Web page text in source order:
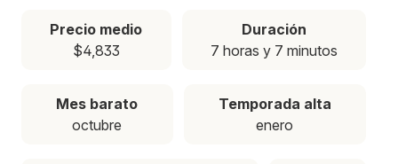
Precio medio
$4,833
Duración
7 horas y 7 minutos
Mes barato
octubre
Temporada alta
enero